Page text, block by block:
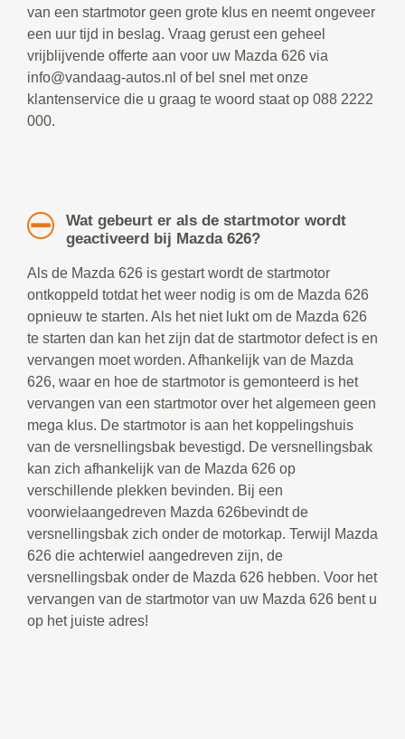
van een startmotor geen grote klus en neemt ongeveer
een uur tijd in beslag. Vraag gerust een geheel
vrijblijvende offerte aan voor uw Mazda 626 via
info@vandaag-autos.nl of bel snel met onze
klantenservice die u graag te woord staat op 088 2222
000.
Wat gebeurt er als de startmotor wordt
geactiveerd bij Mazda 626?
Als de Mazda 626 is gestart wordt de startmotor
ontkoppeld totdat het weer nodig is om de Mazda 626
opnieuw te starten. Als het niet lukt om de Mazda 626
te starten dan kan het zijn dat de startmotor defect is en
vervangen moet worden. Afhankelijk van de Mazda
626, waar en hoe de startmotor is gemonteerd is het
vervangen van een startmotor over het algemeen geen
mega klus. De startmotor is aan het koppelingshuis
van de versnellingsbak bevestigd. De versnellingsbak
kan zich afhankelijk van de Mazda 626 op
verschillende plekken bevinden. Bij een
voorwielaangedreven Mazda 626bevindt de
versnellingsbak zich onder de motorkap. Terwijl Mazda
626 die achterwiel aangedreven zijn, de
versnellingsbak onder de Mazda 626 hebben. Voor het
vervangen van de startmotor van uw Mazda 626 bent u
op het juiste adres!